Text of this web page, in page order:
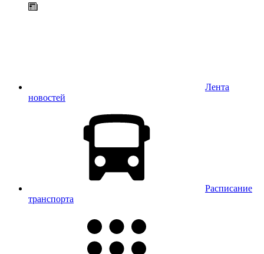
Лента
новостей
Расписание
транспорта